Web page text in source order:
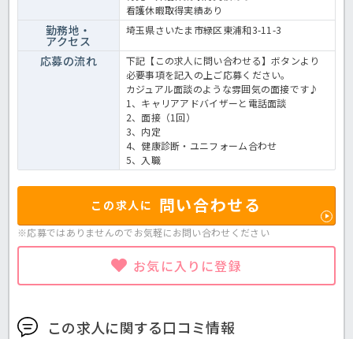
看護休暇取得実績あり
勤務地・
アクセス
埼玉県さいたま市緑区東浦和3-11-3
応募の流れ
下記【この求人に問い合わせる】ボタンより
必要事項を記入の上ご応募ください。
カジュアル面談のような雰囲気の面接です♪
1、キャリアアドバイザーと電話面談
2、面接（1回）
3、内定
4、健康診断・ユニフォーム合わせ
5、入職
この求人に 問い合わせる
※応募ではありませんのでお気軽にお問い合わせください
お気に入りに登録
この求人に関する口コミ情報